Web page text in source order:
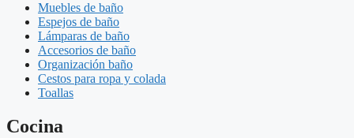
Muebles de baño
Espejos de baño
Lámparas de baño
Accesorios de baño
Organización baño
Cestos para ropa y colada
Toallas
Cocina